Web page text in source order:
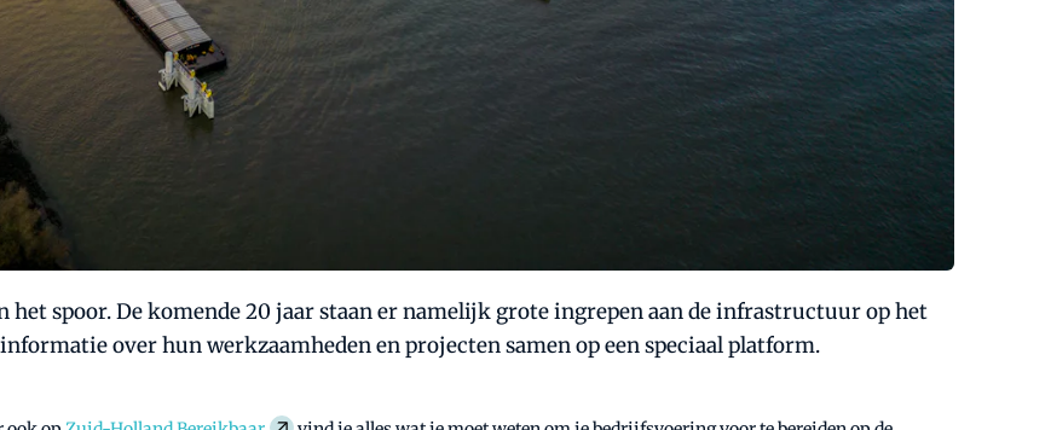
het spoor. De komende 20 jaar staan er namelijk grote ingrepen aan de infrastructuur op het
over hun werkzaamheden en projecten samen op een speciaal platform.